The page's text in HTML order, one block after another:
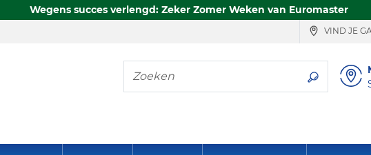
Wegens succes verlengd: Zeker Zomer Weken van Euromaster
VIND JE
Zoeken